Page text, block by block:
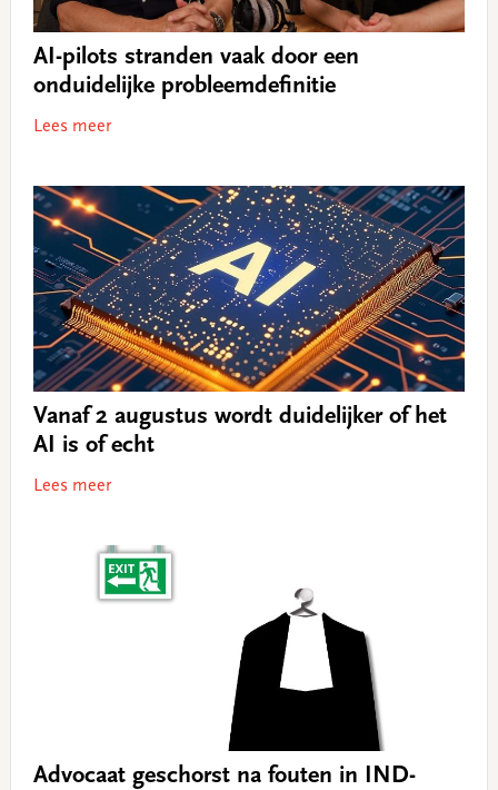
AI-pilots stranden vaak door een
onduidelijke probleemdefinitie
Lees meer
Vanaf 2 augustus wordt duidelijker of het
AI is of echt
Lees meer
Advocaat geschorst na fouten in IND-